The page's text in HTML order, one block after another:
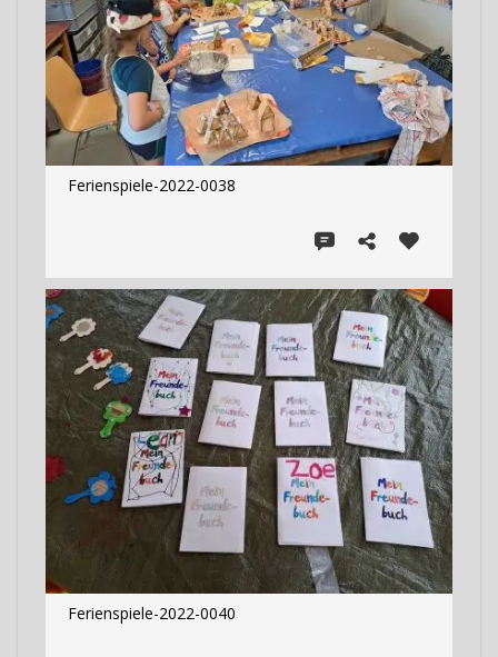
Ferienspiele-2022-0038
Ferienspiele-2022-0040